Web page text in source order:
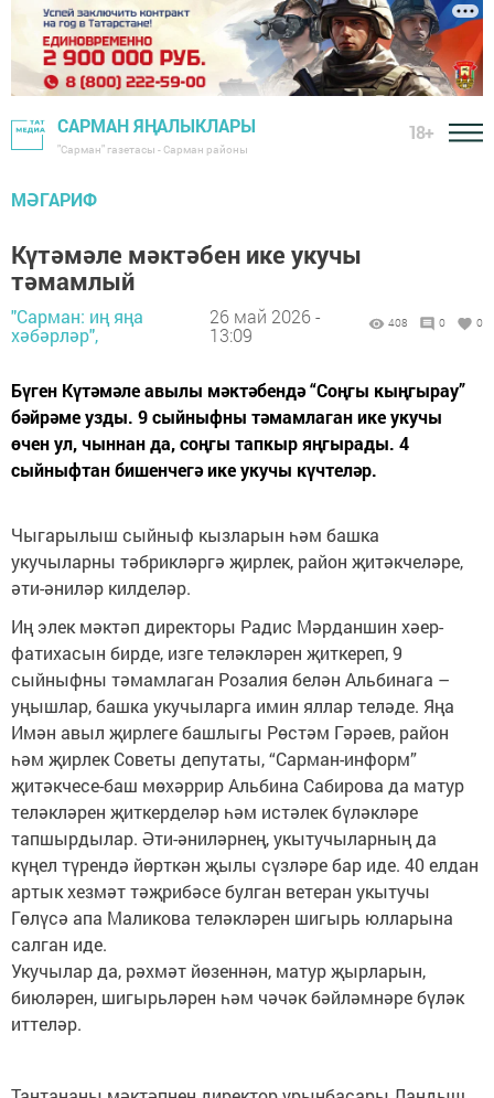
САРМАН ЯҢАЛЫКЛАРЫ
"Сарман" газетасы - Сарман районы
18+
МӘГАРИФ
Күтәмәле мәктәбен ике укучы
тәмамлый
"Сарман: иң яңа
хәбәрләр",
26 май 2026 -
13:09
408 0 0
Бүген Күтәмәле авылы мәктәбендә “Соңгы кыңгырау”
бәйрәме узды. 9 сыйныфны тәмамлаган ике укучы
өчен ул, чыннан да, соңгы тапкыр яңгырады. 4
сыйныфтан бишенчегә ике укучы күчтеләр.
Чыгарылыш сыйныф кызларын һәм башка
укучыларны тәбрикләргә җирлек, район җитәкчеләре,
әти-әниләр килделәр.
Иң элек мәктәп директоры Радис Мәрданшин хәер-
фатихасын бирде, изге теләкләрен җиткереп, 9
сыйныфны тәмамлаган Розалия белән Альбинага –
уңышлар, башка укучыларга имин яллар теләде. Яңа
Имән авыл җирлеге башлыгы Рөстәм Гәрәев, район
һәм җирлек Советы депутаты, “Сарман-информ”
җитәкчесе-баш мөхәррир Альбина Сабирова да матур
теләкләрен җиткерделәр һәм истәлек бүләкләре
тапшырдылар. Әти-әниләрнең, укытучыларның да
күңел түрендә йөрткән җылы сүзләре бар иде. 40 елдан
артык хезмәт тәҗрибәсе булган ветеран укытучы
Гөлүсә апа Маликова теләкләрен шигырь юлларына
салган иде.
Укучылар да, рәхмәт йөзеннән, матур җырларын,
биюләрен, шигырьләрен һәм чәчәк бәйләмнәре бүләк
иттеләр.